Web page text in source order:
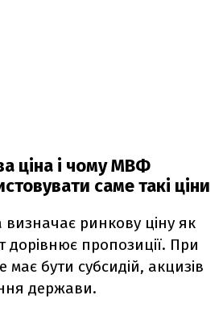
ціна і чому МВФ
саме такі ціни
визначає ринкову ціну як
дорівнює пропозиції. При
бути субсидій, акцизів
держави.